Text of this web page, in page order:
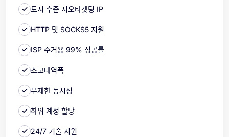
도시 수준 지오타겟팅 IP
HTTP 및 SOCKS5 지원
ISP 주거용 99% 성공률
초고대역폭
무제한 동시성
하위 계정 할당
24/7 기술 지원